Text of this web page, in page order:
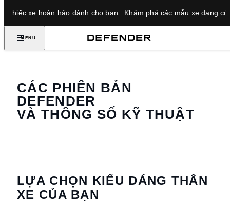
chiếc xe hoàn hảo dành cho bạn. Khám phá các mẫu xe đang có
MENU
CÁC PHIÊN BẢN
DEFENDER
VÀ THÔNG SỐ KỸ THUẬT
LỰA CHỌN KIỂU DÁNG THÂN
XE CỦA BẠN